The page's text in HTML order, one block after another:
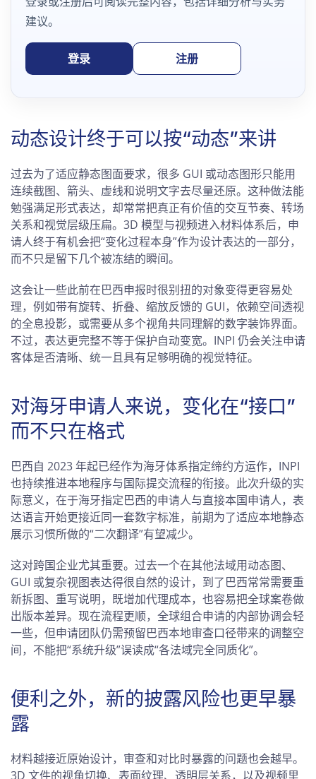
建议。
登录 注册
动态设计终于可以按“动态”来讲
过去为了适应静态图面要求，很多 GUI 或动态图形只能用
连续截图、箭头、虚线和说明文字去尽量还原。这种做法能
勉强满足形式表达，却常常把真正有价值的交互节奏、转场
关系和视觉层级压扁。3D 模型与视频进入材料体系后，申
请人终于有机会把“变化过程本身”作为设计表达的一部分，
而不只是留下几个被冻结的瞬间。
这会让一些此前在巴西申报时很别扭的对象变得更容易处
理，例如带有旋转、折叠、缩放反馈的 GUI，依赖空间透视
的全息投影，或需要从多个视角共同理解的数字装饰界面。
不过，表达更完整不等于保护自动变宽。INPI 仍会关注申请
客体是否清晰、统一且具有足够明确的视觉特征。
对海牙申请人来说，变化在“接口”
而不只在格式
巴西自 2023 年起已经作为海牙体系指定缔约方运作，INPI
也持续推进本地程序与国际提交流程的衔接。此次升级的实
际意义，在于海牙指定巴西的申请人与直接本国申请人，表
达语言开始更接近同一套数字标准，前期为了适应本地静态
展示习惯所做的“二次翻译”有望减少。
这对跨国企业尤其重要。过去一个在其他法域用动态图、
GUI 或复杂视图表达得很自然的设计，到了巴西常常需要重
新拆图、重写说明，既增加代理成本，也容易把全球案卷做
出版本差异。现在流程更顺，全球组合申请的内部协调会轻
一些，但申请团队仍需预留巴西本地审查口径带来的调整空
间，不能把“系统升级”误读成“各法域完全同质化”。
便利之外，新的披露风险也更早暴
露
材料越接近原始设计，审查和对比时暴露的问题也会越早。
3D 文件的视角切换、表面纹理、透明层关系，以及视频里